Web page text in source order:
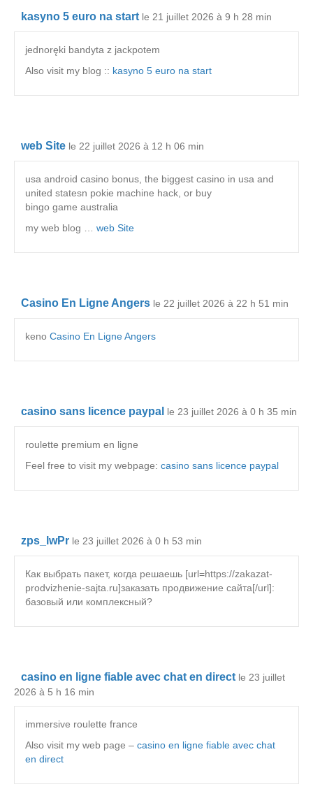
kasyno 5 euro na start le 21 juillet 2026 à 9 h 28 min
jednoręki bandyta z jackpotem
Also visit my blog :: kasyno 5 euro na start
web Site le 22 juillet 2026 à 12 h 06 min
usa android casino bonus, the biggest casino in usa and
united statesn pokie machine hack, or buy
bingo game australia
my web blog … web Site
Casino En Ligne Angers le 22 juillet 2026 à 22 h 51 min
keno Casino En Ligne Angers
casino sans licence paypal le 23 juillet 2026 à 0 h 35 min
roulette premium en ligne
Feel free to visit my webpage: casino sans licence paypal
zps_lwPr le 23 juillet 2026 à 0 h 53 min
Как выбрать пакет, когда решаешь [url=https://zakazat-
prodvizhenie-sajta.ru]заказать продвижение сайта[/url]:
базовый или комплексный?
casino en ligne fiable avec chat en direct le 23 juillet
2026 à 5 h 16 min
immersive roulette france
Also visit my web page – casino en ligne fiable avec chat
en direct